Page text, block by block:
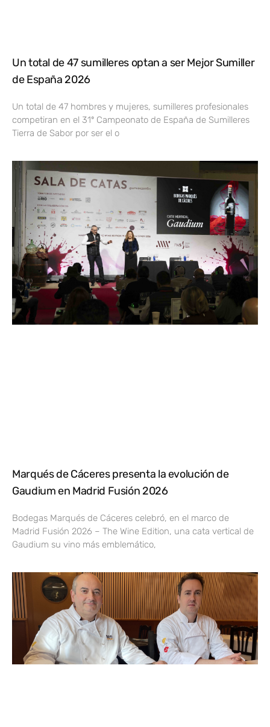
Un total de 47 sumilleres optan a ser Mejor Sumiller
de España 2026
Un total de 47 hombres y mujeres, sumilleres profesionales
competiran en el 31º Campeonato de España de Sumilleres
Tierra de Sabor por ser el o
Marqués de Cáceres presenta la evolución de
Gaudium en Madrid Fusión 2026
Bodegas Marqués de Cáceres celebró, en el marco de
Madrid Fusión 2026 – The Wine Edition, una cata vertical de
Gaudium su vino más emblemático,